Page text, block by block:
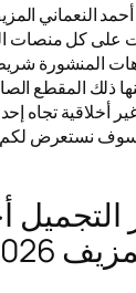
أحمد النعماني
على كل منصات
المنشورة
ذلك المقطع
أخلاقية تجاه
سوف نستعرض لكم
التجميل
كامل